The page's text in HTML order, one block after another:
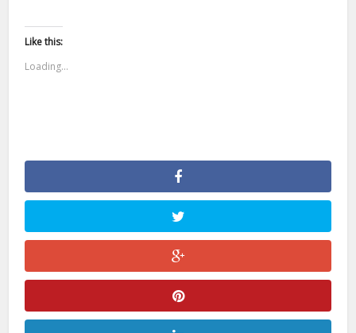
Like this:
Loading...